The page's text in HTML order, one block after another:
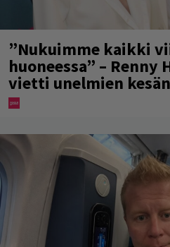
”Nukuimme kaikki
huoneessa” –
vietti unelmien